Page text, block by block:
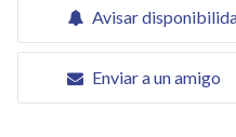
Avisar
Enviar a un amigo